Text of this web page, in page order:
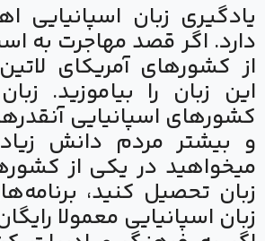
یادگیری زبان اسپانیایی
دارد. اگر قصد مهاجرت به
از کشورهای آمریکای
این زبان را بیاموزید.
کشورهای اسپانیایی
و بیشتر مردم دانش
میخواهید در یکی از
زبان تحصیل کنید،
زبان اسپانیایی معمولا